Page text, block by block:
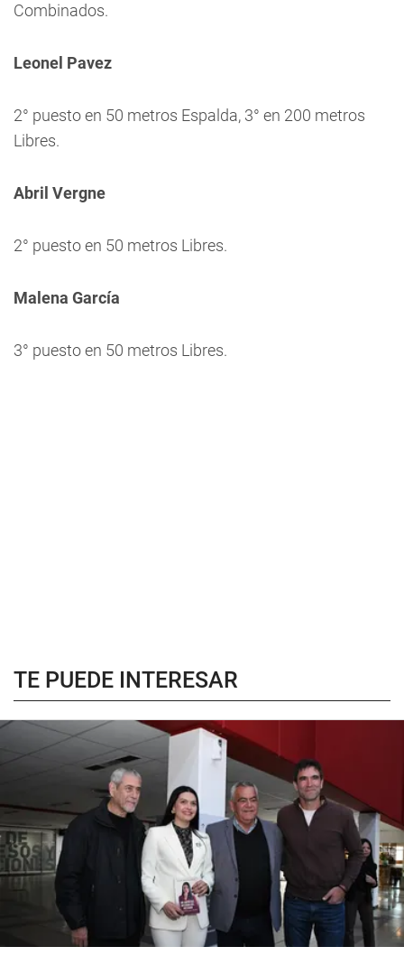
Combinados.
Leonel Pavez
2° puesto en 50 metros Espalda, 3° en 200 metros
Libres.
Abril Vergne
2° puesto en 50 metros Libres.
Malena García
3° puesto en 50 metros Libres.
TE PUEDE INTERESAR